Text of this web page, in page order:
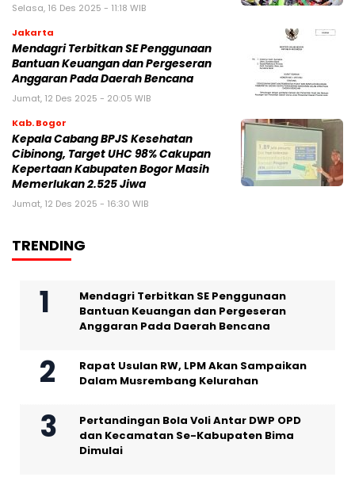
Selasa, 16 Des 2025 - 11:18 WIB
Jakarta
Mendagri Terbitkan SE Penggunaan
Bantuan Keuangan dan Pergeseran
Anggaran Pada Daerah Bencana
Jumat, 12 Des 2025 - 20:05 WIB
Kab. Bogor
Kepala Cabang BPJS Kesehatan
Cibinong, Target UHC 98% Cakupan
Kepertaan Kabupaten Bogor Masih
Memerlukan 2.525 Jiwa
Jumat, 12 Des 2025 - 16:30 WIB
TRENDING
Mendagri Terbitkan SE Penggunaan
Bantuan Keuangan dan Pergeseran
Anggaran Pada Daerah Bencana
Rapat Usulan RW, LPM Akan Sampaikan
Dalam Musrembang Kelurahan
Pertandingan Bola Voli Antar DWP OPD
dan Kecamatan Se-Kabupaten Bima
Dimulai